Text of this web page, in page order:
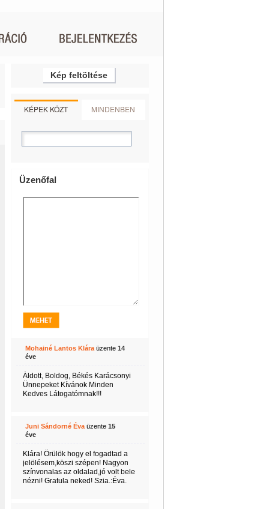
Kép feltöltése
KÉPEK KÖZT MINDENBEN
Üzenőfal
Mohainé Lantos Kláraüzente 14
éve
Áldott, Boldog, Békés Karácsonyi
Ünnepeket Kívánok Minden
Kedves Látogatómnak!!!
Juni Sándorné Évaüzente 15
éve
Klára! Örülök hogy el fogadtad a
jelölésem,köszi szépen! Nagyon
színvonalas az oldalad,jó volt bele
nézni! Gratula neked! Szia.:Éva.